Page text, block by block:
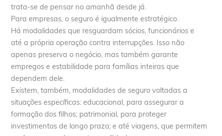
trata-se de pensar no amanhã desde já.
Para empresas, o seguro é igualmente estratégico.
Há modalidades que resguardam sócios, funcionários e
até a própria operação contra interrupções. Isso não
apenas preserva o negócio, mas também garante
empregos e estabilidade para famílias inteiras que
dependem dele.
Existem, também, modalidades de seguro voltadas a
situações específicas: educacional, para assegurar a
formação dos filhos; patrimonial, para proteger
investimentos de longo prazo; e até viagens, que permitem